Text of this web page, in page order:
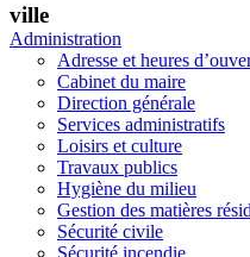
ville
Administration
Adresse et heures
Cabinet du maire
Direction générale
Services administratifs
Loisirs et culture
Travaux publics
Hygiène du milieu
Gestion des matières
Sécurité civile
Sécurité incendie